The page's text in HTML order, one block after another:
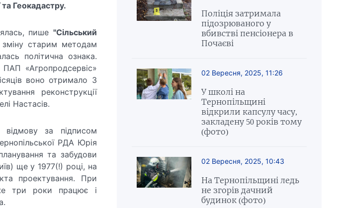
Геокадастру.
пише "Сільський
старим методам
політична ознака.
«Агропродсервіс»
воно отримало 3
реконструкції
Настасів.
за підписом
РДА Юрія
та забудови
ще у 1977(!) році, на
проектування. При
три роки працює і
Поліція затримала
підозрюваного у
вбивстві пенсіонера в
Почаєві
02 Вересня, 2025, 11:26
У школі на
Тернопільщині
відкрили капсулу часу,
закладену 50 років тому
(фото)
02 Вересня, 2025, 10:43
На Тернопільщині ледь
не згорів дачний
будинок (фото)